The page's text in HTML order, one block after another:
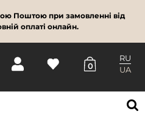
Поштою при замовленні від
оплаті онлайн.
0
RU
UA